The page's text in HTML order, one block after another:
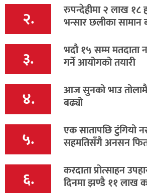
२. रुपन्देहीमा २ लाख १८
भन्सार छलीका सामान
३. भदौ १५ सम्म मतदाता
गर्ने आयोगको तयारी
४. आज सुनको भाउ
बढ्यो
५. एक सातापछि टुंगियो
सहमतिसँगै अनसन
६. करदाता प्रोत्साहन
दिनमा झण्डै ११ लाख